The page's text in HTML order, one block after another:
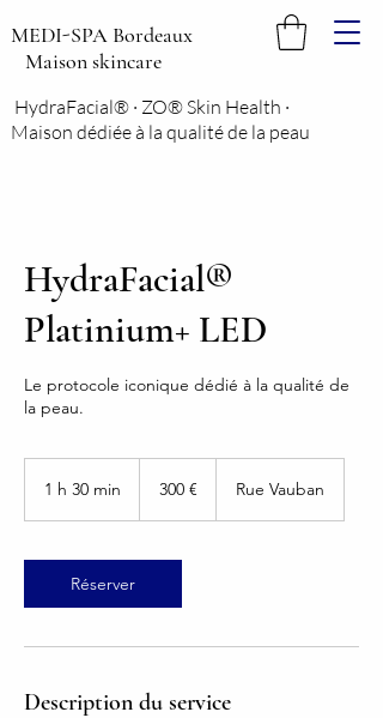
MEDI-SPA Bordeaux
Maison skincare
HydraFacial® · ZO® Skin Health ·
Maison dédiée à la qualité de la peau
HydraFacial®
Platinium+ LED ​
Le protocole iconique dédié à la qualité de
la peau.
1 h 30 min
m
i
n
300 € Rue Vauban
Réserver
Description du service